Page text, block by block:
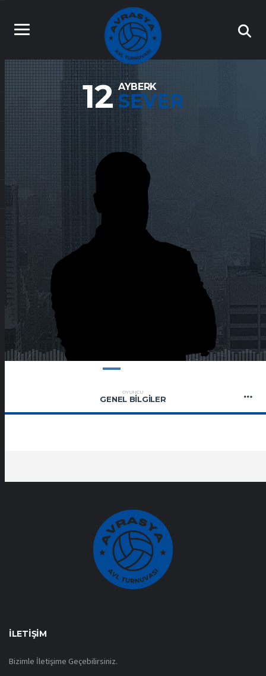
12 AYBERK
SEVER
OYUNCU
GENEL BILGILER
İLETIŞIM
Bizimle İletişime Geçebilirsiniz.